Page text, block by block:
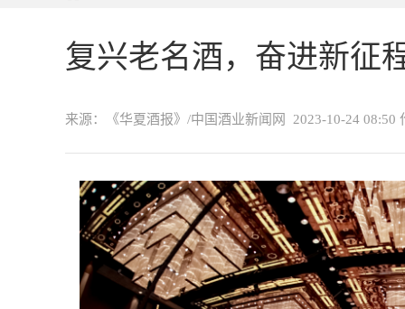
复兴老名酒，奋进新征
来源：《华夏酒报》/中国酒业新闻网 2023-10-24 08:50